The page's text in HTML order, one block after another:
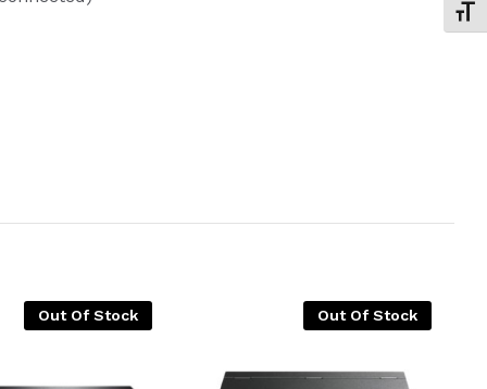
Out Of Stock Out Of Stock